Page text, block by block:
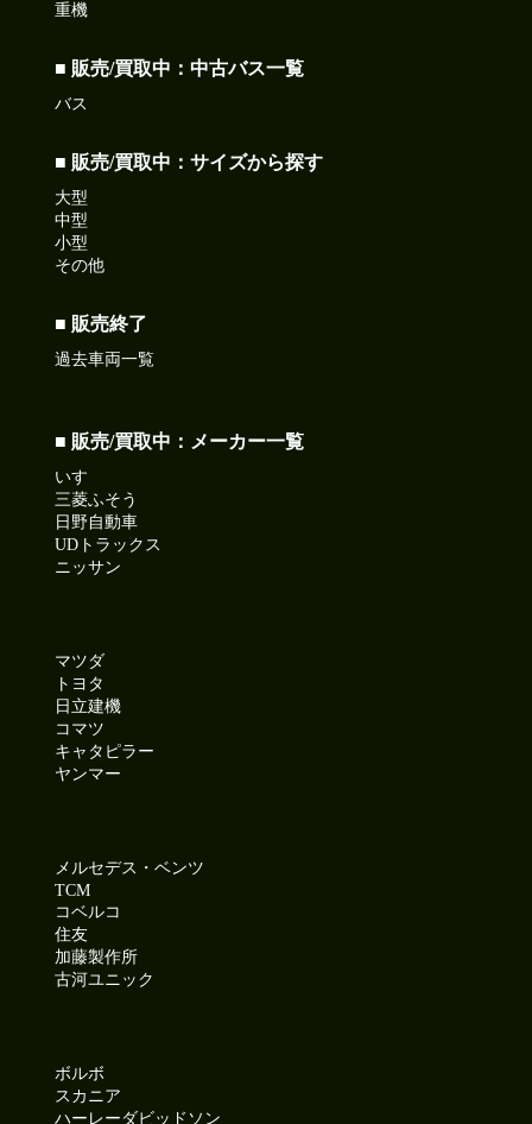
今日は明治19年に日本標準時の基準を東経135度に制定され
た日
●本日ご紹介車両●
フ 積載13.4t アオリ5方開 後輪エアサス
☎0120-93-8833 営業担当:眞籠
「HP見て」とお伝えいただけるとスムーズです❗
2026-07-10
本日は納豆の日!ねばねば食べて暑さを乗り切ろう!
今日も元気に頑張りましょう!
【商品番号:14282】ローダーダンプ H27 デュトロ 花見台製
積載3.75t ワイドボディ コボレーン付
☎0120-98-1457 営業担当:中島
「HP見て」とお伝えい+ただけるとスムーズです❗
2026-07-09
●本日ご紹介車両●
【商品番号:14379】バス H10 エアロミディ 26人乗り 自動折
れ戸ドア モケットシート リクライニング
☎0120-93-8833 営業担当:児玉
「HP見て」とお伝えいただけるとスムーズです❗
誠に勝手ながら2026年8月11日(火)～2026年8月16日(日)まで
夏季休業とさせて頂きます。
休業期間中もLINE・メールでのお問合せを受け付けておりま
す。
頂いたお問合せは2026年8月17日(月)より順次お返事させて頂
筑西市は曇り空☁今夜の天の川は見られるかな?
重機
■ 販売/買取中：中古バス一覧
バス
■ 販売/買取中：サイズから探す
大型
中型
小型
その他
■ 販売終了
過去車両一覧
■ 販売/買取中：メーカー一覧
いすゞ
三菱ふそう
日野自動車
UDトラックス
ニッサン
マツダ
トヨタ
日立建機
コマツ
キャタピラー
ヤンマー
メルセデス・ベンツ
TCM
コベルコ
住友
加藤製作所
古河ユニック
ボルボ
スカニア
ハーレーダビッドソン